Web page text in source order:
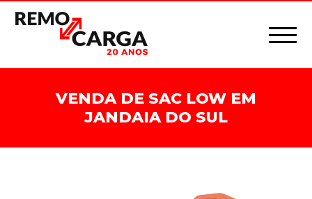
VENDA DE SAC LOW EM
JANDAIA DO SUL